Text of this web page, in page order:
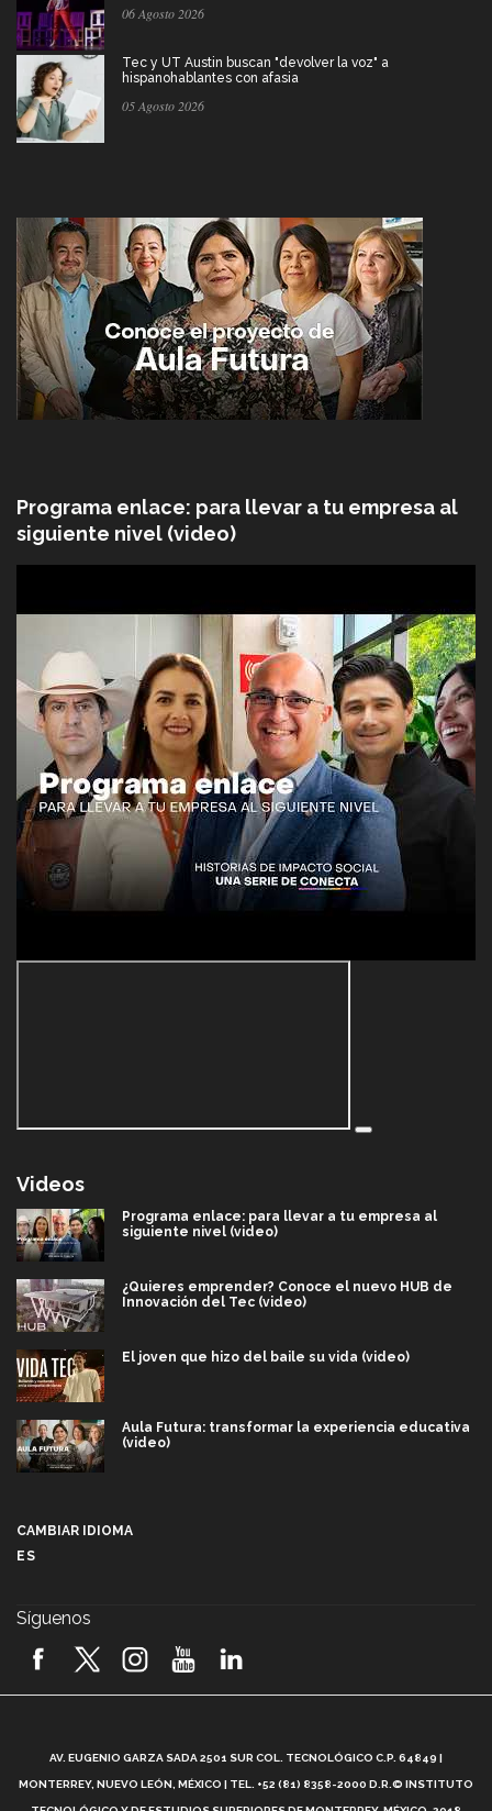
06 Agosto 2026
Tec y UT Austin buscan "devolver la voz" a
hispanohablantes con afasia
05 Agosto 2026
Programa enlace: para llevar a tu empresa al
siguiente nivel (video)
Videos
Programa enlace: para llevar a tu empresa al
siguiente nivel (video)
¿Quieres emprender? Conoce el nuevo HUB de
Innovación del Tec (video)
El joven que hizo del baile su vida (video)
Aula Futura: transformar la experiencia educativa
(video)
2026! (video)
¿Cómo es el Modelo Educativo Tec? (video)
CAMBIAR IDIOMA
ES
Síguenos
AV. EUGENIO GARZA SADA 2501 SUR COL. TECNOLÓGICO C.P. 64849 |
MONTERREY, NUEVO LEÓN, MÉXICO | TEL. +52 (81) 8358-2000 D.R.© INSTITUTO